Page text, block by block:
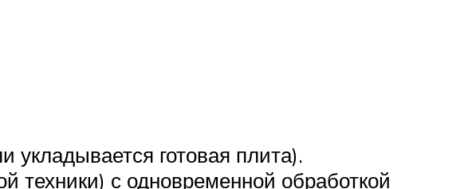
укладывается готовая плита).
техники) с одновременной обработкой